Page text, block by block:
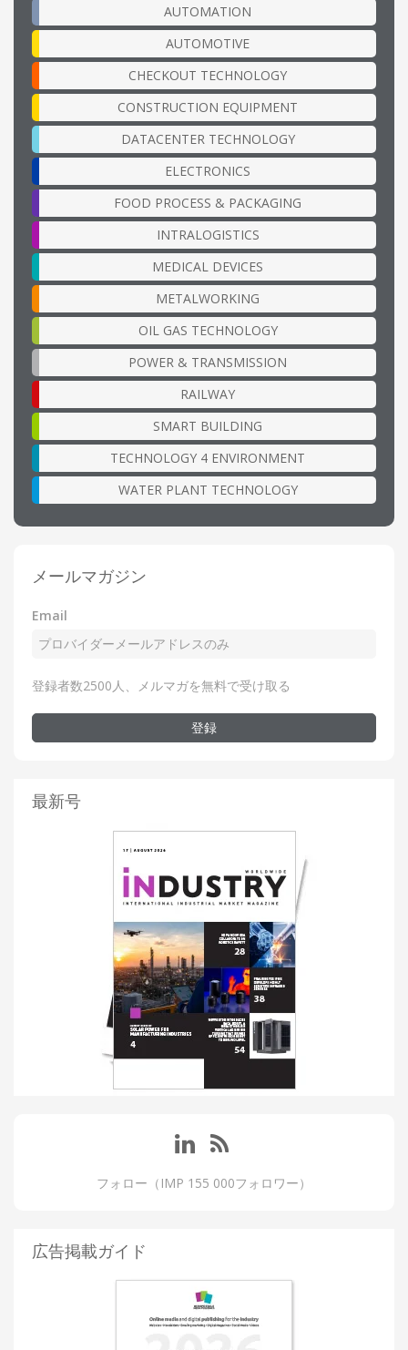
AUTOMATION
AUTOMOTIVE
CHECKOUT TECHNOLOGY
CONSTRUCTION EQUIPMENT
DATACENTER TECHNOLOGY
ELECTRONICS
FOOD PROCESS & PACKAGING
INTRALOGISTICS
MEDICAL DEVICES
METALWORKING
OIL GAS TECHNOLOGY
POWER & TRANSMISSION
RAILWAY
SMART BUILDING
TECHNOLOGY 4 ENVIRONMENT
WATER PLANT TECHNOLOGY
メールマガジン
Email
登録者数2500人、メルマガを無料で受け取る
登録
最新号
フォロー（IMP 155 000フォロワー）
広告掲載ガイド